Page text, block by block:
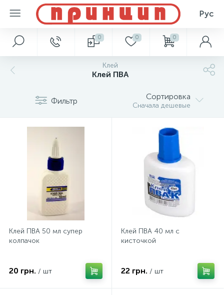
Рус
0 0 0
Клей
Клей ПВА
Фильтр Сортировка
Сначала дешевые
Клей ПВА 50 мл супер
колпачок
20 грн. / шт
Клей ПВА 40 мл с
кисточкой
22 грн. / шт